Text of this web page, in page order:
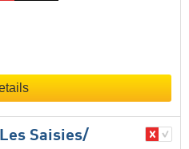
Saisies/​